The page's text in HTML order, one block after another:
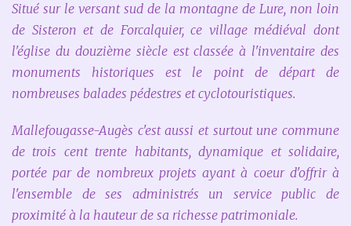
Situé sur le versant sud de la montagne de Lure, non loin
de Sisteron et de Forcalquier, ce village médiéval dont
l'église du douzième siècle est classée à l'inventaire des
monuments historiques est le point de départ de
nombreuses balades pédestres et cyclotouristiques.
Mallefougasse-Augès c'est aussi et surtout une commune
de trois cent trente habitants, dynamique et solidaire,
portée par de nombreux projets ayant à coeur d'offrir à
l'ensemble de ses administrés un service public de
proximité à la hauteur de sa richesse patrimoniale.